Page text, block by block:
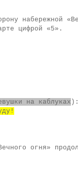
набережной
цифрой «5».
на каблуках
огня»